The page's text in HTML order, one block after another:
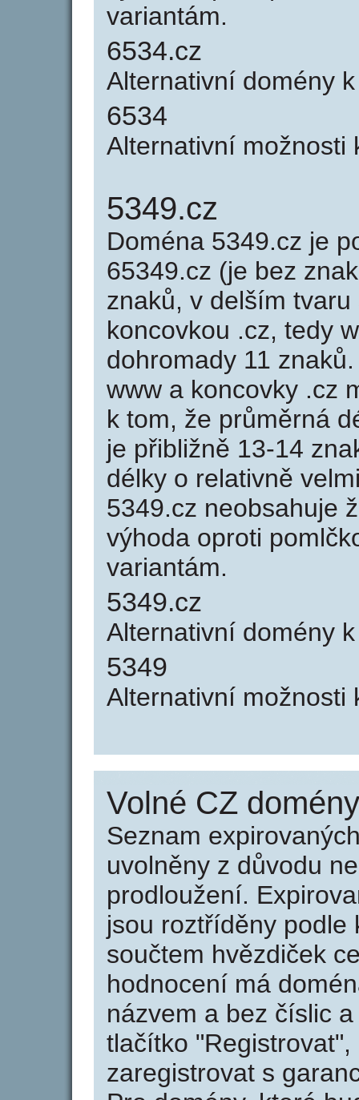
variantám.
6534.cz
Alternativní domény
6534
Alternativní možnosti
5349.cz
Doména 5349.cz je
65349.cz (je bez
znaků, v delším
koncovkou .cz, tedy
dohromady 11
www a koncovky .cz
k tom, že průměrná
je přibližně 13-14
délky o relativně
5349.cz neobsahuje
výhoda oproti
variantám.
5349.cz
Alternativní domény
5349
Alternativní možnosti
Volné CZ
Seznam
uvolněny z důvodu
prodloužení.
jsou roztříděny podle
součtem hvězdiček
hodnocení má
názvem a bez číslic
tlačítko
zaregistrovat s